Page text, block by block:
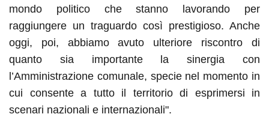
mondo politico che stanno lavorando per
raggiungere un traguardo così prestigioso. Anche
oggi, poi, abbiamo avuto ulteriore riscontro di
quanto sia importante la sinergia con
l’Amministrazione comunale, specie nel momento in
cui consente a tutto il territorio di esprimersi in
scenari nazionali e internazionali‎".